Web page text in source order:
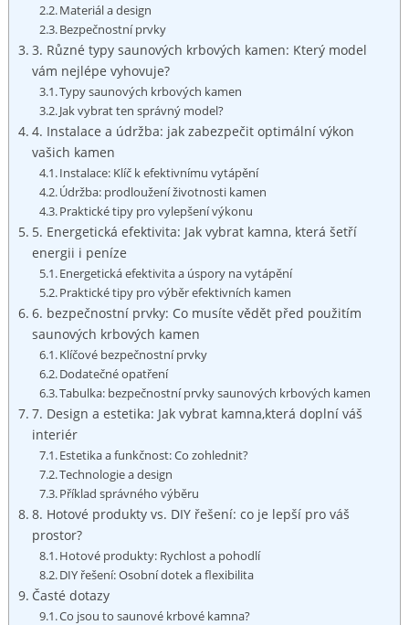
Materiál a design
Bezpečnostní prvky
3. Různé typy saunových krbových kamen: Který model
vám nejlépe vyhovuje?
Typy saunových krbových kamen
Jak vybrat ten správný model?
4. Instalace a údržba: jak zabezpečit optimální výkon
vašich kamen
Instalace: Klíč k efektivnímu vytápění
Údržba: prodloužení životnosti kamen
Praktické tipy pro vylepšení výkonu
5. Energetická efektivita: Jak vybrat kamna, která šetří
energii i peníze
Energetická efektivita a úspory na vytápění
Praktické tipy pro výběr efektivních kamen
6. bezpečnostní prvky: Co musíte vědět před použitím
saunových krbových kamen
Klíčové bezpečnostní prvky
Dodatečné opatření
Tabulka: bezpečnostní prvky saunových krbových kamen
7. Design a estetika: Jak vybrat kamna,která doplní váš
interiér
Estetika a funkčnost: Co zohlednit?
Technologie a design
Příklad správného výběru
8. Hotové produkty vs. DIY řešení: co je lepší pro váš
prostor?
Hotové produkty: Rychlost a pohodlí
DIY řešení: Osobní dotek a flexibilita
Časté dotazy
Co jsou to saunové krbové kamna?